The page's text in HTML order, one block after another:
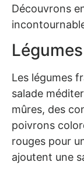
Découvrons
Les légumes
salade
mûres, des
poivrons
rouges pour
ajoutent une